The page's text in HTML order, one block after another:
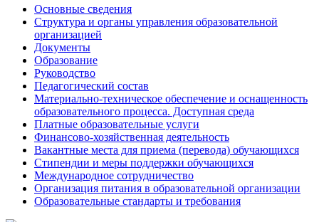
Основные сведения
Структура и органы управления образовательной
организацией
Документы
Образование
Руководство
Педагогический состав
Материально-техническое обеспечение и оснащенность
образовательного процесса. Доступная среда
Платные образовательные услуги
Финансово-хозяйственная деятельность
Вакантные места для приема (перевода) обучающихся
Стипендии и меры поддержки обучающихся
Международное сотрудничество
Организация питания в образовательной организации
Образовательные стандарты и требования